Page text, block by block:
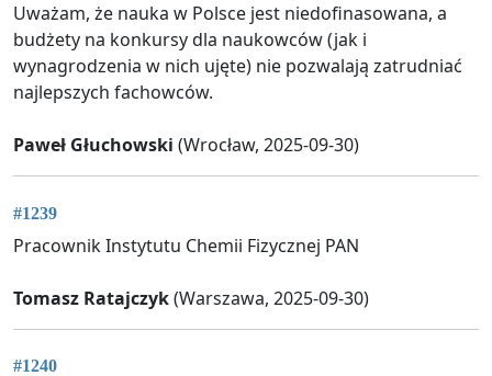
Uważam, że nauka w Polsce jest niedofinasowana, a
budżety na konkursy dla naukowców (jak i
wynagrodzenia w nich ujęte) nie pozwalają zatrudniać
najlepszych fachowców.
Paweł Głuchowski (Wrocław, 2025-09-30)
#1239
Pracownik Instytutu Chemii Fizycznej PAN
Tomasz Ratajczyk(Warszawa, 2025-09-30)
#1240